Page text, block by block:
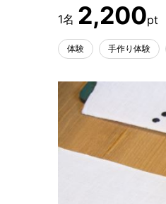
2,200
体験 手作り体験